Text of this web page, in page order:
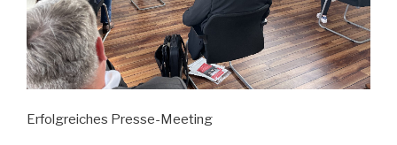
Erfolgreiches Presse-Meeting